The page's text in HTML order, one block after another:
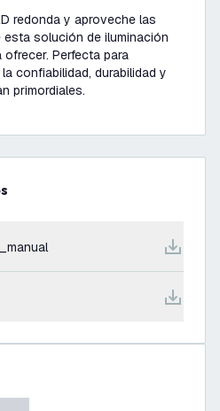
redonda y aproveche las
solución de iluminación
Perfecta para
confiabilidad, durabilidad y
primordiales.